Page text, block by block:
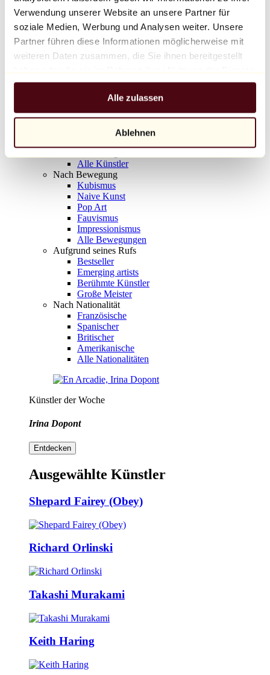
Verwendung unserer Website an unsere Partner für
soziale Medien, Werbung und Analysen weiter. Unsere
Partner führen diese Informationen möglicherweise mit
weiteren Daten zusammen, die Sie ihnen bereitgestellt
gesammelt haben.
Alle zulassen
Ablehnen
Balloon Dog (Orange)
Jeff Koons
10.000 €
Entdecken
Alle Bildhauer
Alle Fotografen
Alle Künstler
Nach Bewegung
Kubismus
Naive Kunst
Pop Art
Fauvismus
Impressionismus
Alle Bewegungen
Aufgrund seines Rufs
Bestseller
Emerging artists
Berühmte Künstler
Große Meister
Nach Nationalität
Französische
Spanischer
Britischer
Amerikanische
Alle Nationalitäten
Künstler der Woche
Irina Dopont
Entdecken
Ausgewählte Künstler
Shepard Fairey (Obey)
Richard Orlinski
Takashi Murakami
Keith Haring